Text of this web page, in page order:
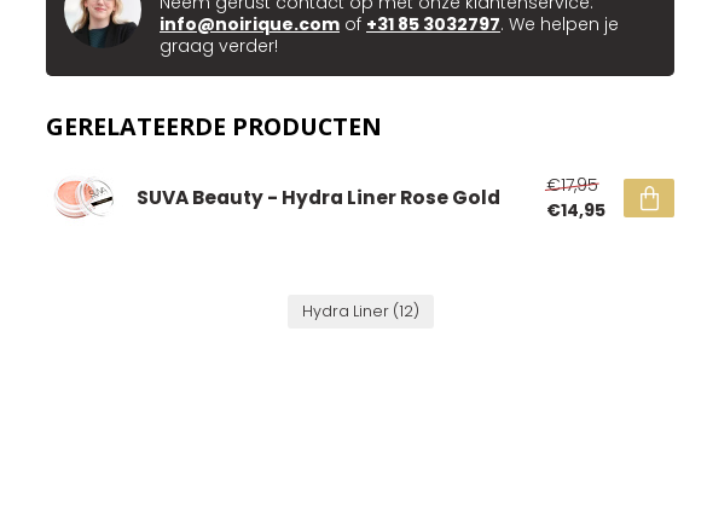
info@noirique.com of +31 85 3032797. We helpen je
graag verder!
GERELATEERDE PRODUCTEN
SUVA Beauty - Hydra Liner Rose Gold
€17,95
€14,95
Hydra Liner (12)